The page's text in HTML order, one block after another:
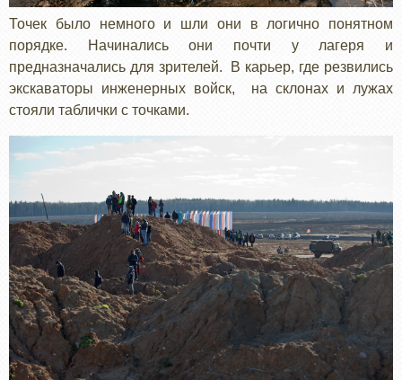
Точек было немного и шли они в логично понятном
порядке. Начинались они почти у лагеря и
предназначались для зрителей. В карьер, где резвились
экскаваторы инженерных войск, на склонах и лужах
стояли таблички с точками.